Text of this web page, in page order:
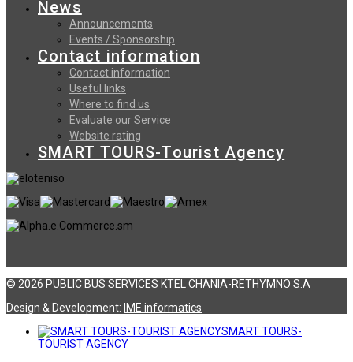
News
Announcements
Events / Sponsorship
Contact information
Contact information
Useful links
Where to find us
Evaluate our Service
Website rating
SMART TOURS-Tourist Agency
© 2026 PUBLIC BUS SERVICES KTEL CHANIA-RETHYMNO S.A
Design & Development: ΙΜΕ informatics
SMART TOURS-
TOURIST AGENCY